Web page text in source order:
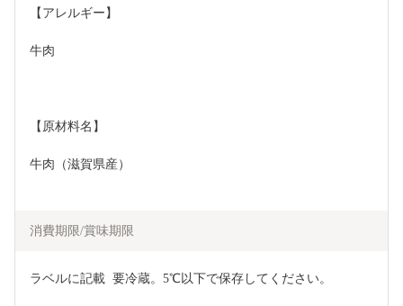
【アレルギー】
牛肉
【原材料名】
牛肉（滋賀県産）
消費期限/賞味期限
ラベルに記載  要冷蔵。5℃以下で保存してください。